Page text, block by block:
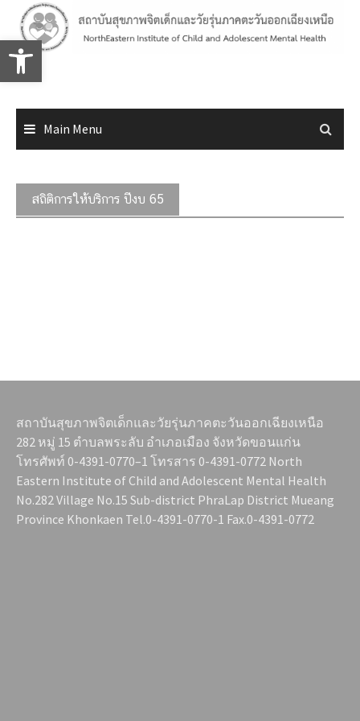
Open toolbar
content
Main Menu
สถิติการให้บริการ ปีงบ 65
สถาบันสุขภาพจิตเด็กและวัยรุ่นภาคตะวันออกเฉียงเหนือ
282 หมู่ 15 ตำบลพระลับ อำเภอเมือง จังหวัดขอนแก่น
โทรศัพท์ 0-4391-0770–1 โทรสาร 0-4391-0772 North
Eastern Institute of Child and Adolescent Mental Health
No.282 Village No.15 Sub-district PhraLap District Mueang
Province Khonkaen Tel.0-4391-0770-1 Fax.0-4391-0772